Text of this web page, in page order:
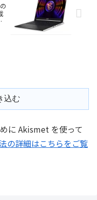
込む
に Akismet を使って
の詳細はこちらをご覧